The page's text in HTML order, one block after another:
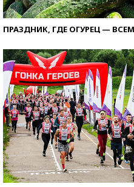
ПРАЗДНИК, ГДЕ ОГУРЕЦ —